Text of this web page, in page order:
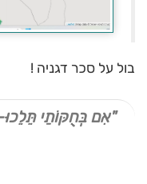
בול על סכר דגניה !
"אִם בְּחֻקּוֹתַי